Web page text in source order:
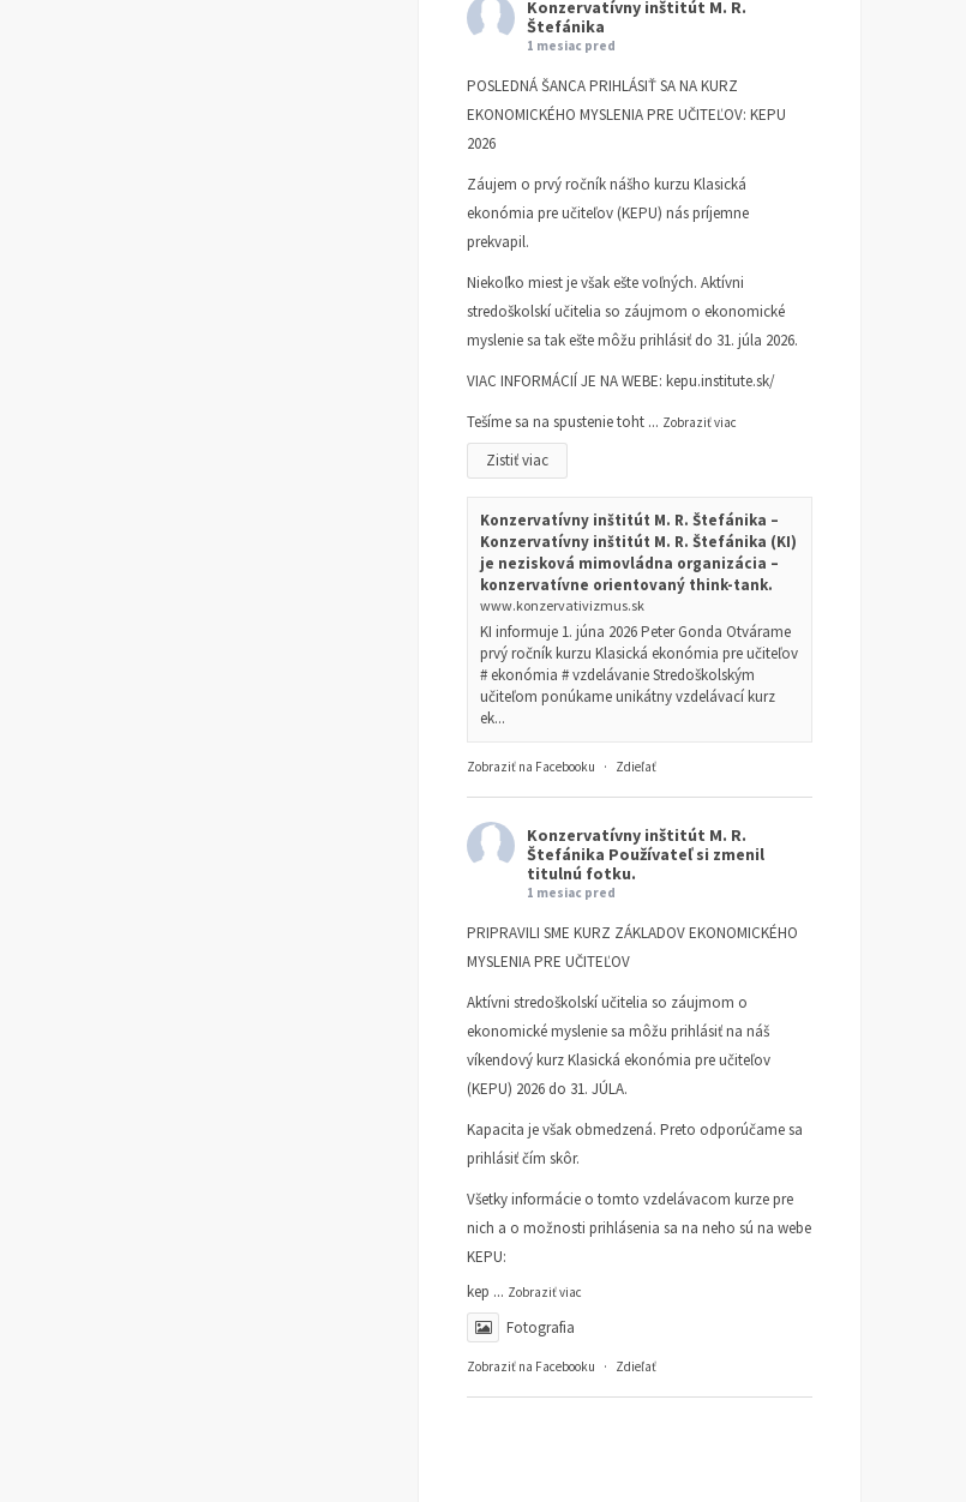
Konzervatívny inštitút M. R.
Štefánika
1 mesiac pred
POSLEDNÁ ŠANCA PRIHLÁSIŤ SA NA KURZ
EKONOMICKÉHO MYSLENIA PRE UČITEĽOV: KEPU
2026
Záujem o prvý ročník nášho kurzu Klasická
ekonómia pre učiteľov (KEPU) nás príjemne
prekvapil.
Niekoľko miest je však ešte voľných. Aktívni
stredoškolskí učitelia so záujmom o ekonomické
myslenie sa tak ešte môžu prihlásiť do 31. júla 2026.
VIAC INFORMÁCIÍ JE NA WEBE: kepu.institute.sk/
Tešíme sa na spustenie toht ... Zobraziť viac
Zistiť viac
Konzervatívny inštitút M. R. Štefánika –
Konzervatívny inštitút M. R. Štefánika (KI)
je nezisková mimovládna organizácia –
konzervatívne orientovaný think-tank.
www.konzervativizmus.sk
KI informuje 1. júna 2026 Peter Gonda Otvárame
prvý ročník kurzu Klasická ekonómia pre učiteľov
# ekonómia # vzdelávanie Stredoškolským
učiteľom ponúkame unikátny vzdelávací kurz
ek...
Zobraziť na Facebooku · Zdieľať
Konzervatívny inštitút M. R.
Štefánika Používateľ si zmenil
titulnú fotku.
1 mesiac pred
PRIPRAVILI SME KURZ ZÁKLADOV EKONOMICKÉHO
MYSLENIA PRE UČITEĽOV
Aktívni stredoškolskí učitelia so záujmom o
ekonomické myslenie sa môžu prihlásiť na náš
víkendový kurz Klasická ekonómia pre učiteľov
(KEPU) 2026 do 31. JÚLA.
Kapacita je však obmedzená. Preto odporúčame sa
prihlásiť čím skôr.
Všetky informácie o tomto vzdelávacom kurze pre
nich a o možnosti prihlásenia sa na neho sú na webe
KEPU:
kep ... Zobraziť viac
Fotografia
Zobraziť na Facebooku · Zdieľať